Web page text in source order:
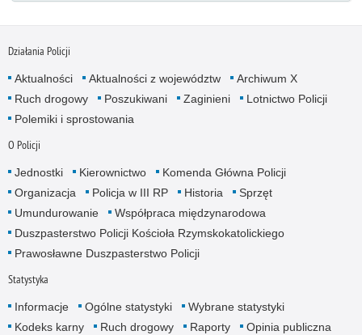
Działania Policji
Aktualności Aktualności z województw
Archiwum X
Ruch drogowy
Poszukiwani Zaginieni
Lotnictwo Policji
Polemiki i sprostowania
O Policji
Jednostki Kierownictwo
Komenda Główna Policji
Organizacja
Policja w III RP Historia
Sprzęt
Umundurowanie
Współpraca międzynarodowa
Duszpasterstwo Policji Kościoła Rzymskokatolickiego
Prawosławne Duszpasterstwo Policji
Statystyka
Informacje Ogólne statystyki
Wybrane statystyki
Kodeks karny
Ruch drogowy Raporty Opinia publiczna